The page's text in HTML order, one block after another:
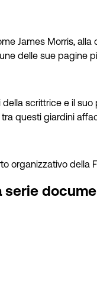
James Morris,
delle sue pagine
scrittrice e il
questi giardini
della
serie